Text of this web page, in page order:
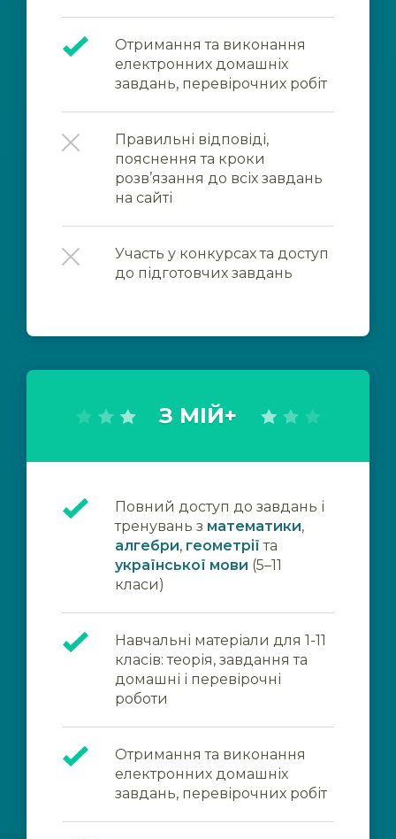
Отримання та виконання
електронних домашніх
завдань, перевірочних робіт
Правильні відповіді,
пояснення та кроки
розв’язання до всіх завдань
на сайті
Участь у конкурсах та доступ
до підготовчих завдань
З МІЙ+
Повний доступ до завдань і
тренувань з математики,
алгебри, геометрії та
української мови (5–11
класи)
Навчальні матеріали для 1-11
класів: теорія, завдання та
домашні і перевірочні
роботи
Отримання та виконання
електронних домашніх
завдань, перевірочних робіт